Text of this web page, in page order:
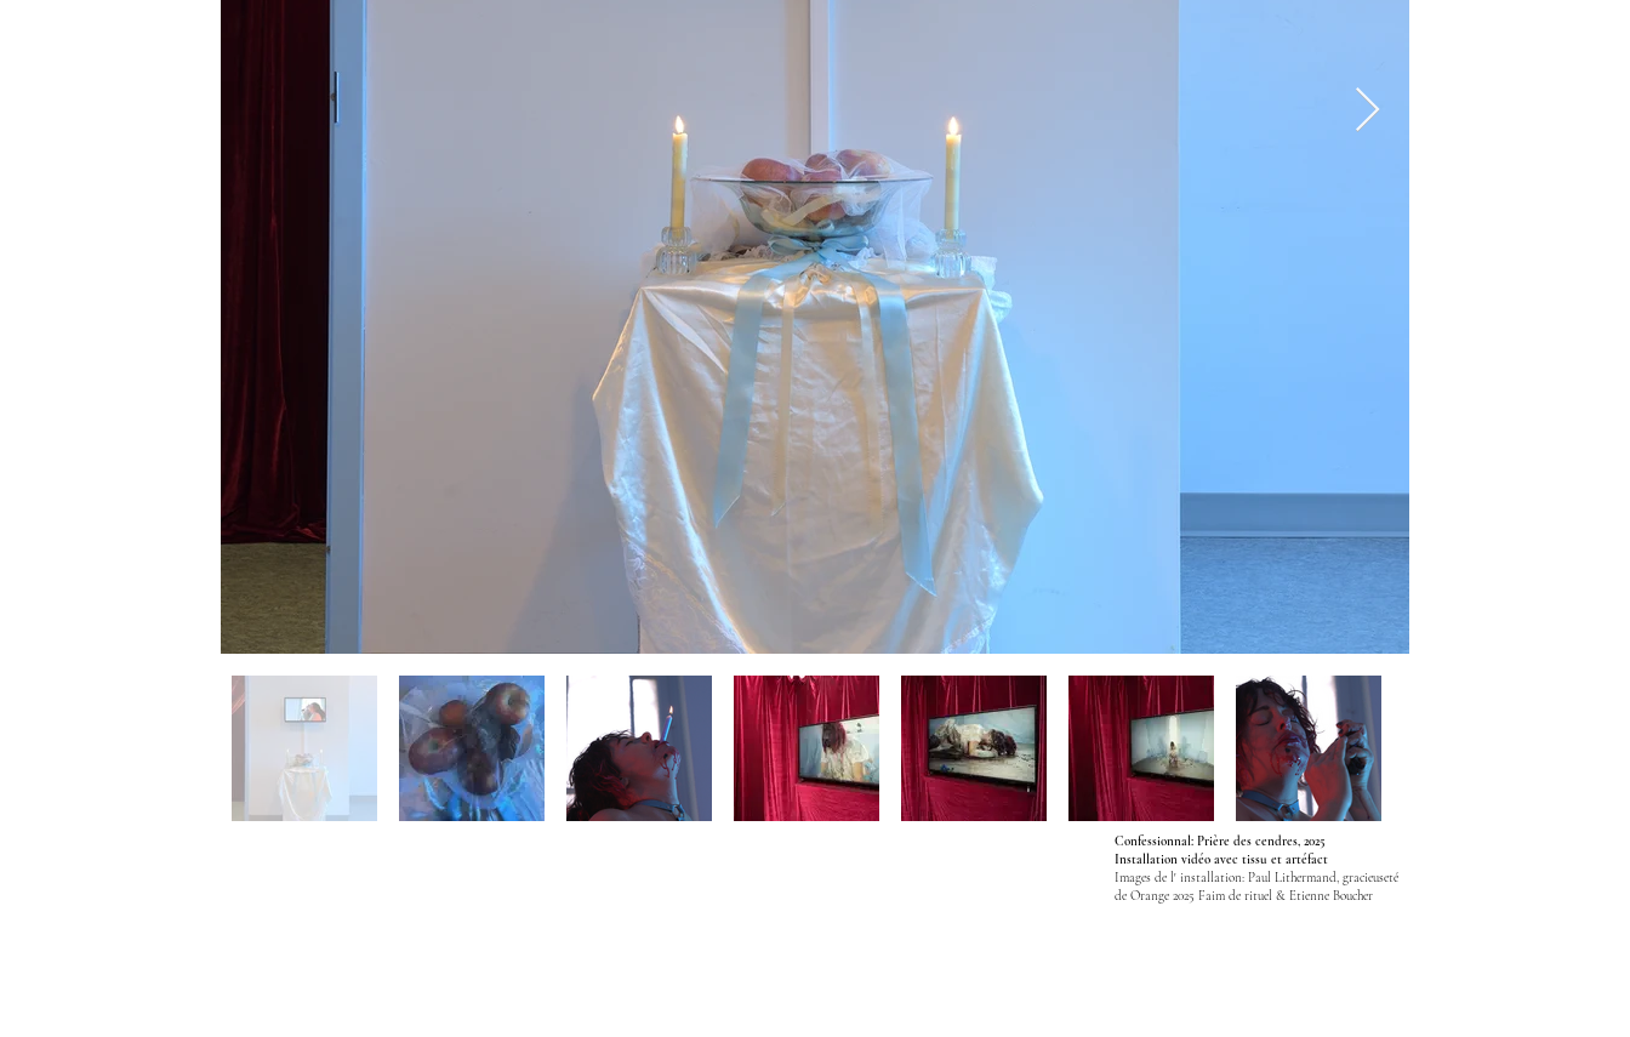
Confessionnal: Prière des cendres, 2025
Installation vidéo avec tissu et artéfact
​Images de l' installation: Paul Lithermand, gracieuseté
de Orange 2025 Faim de rituel & Etienne Boucher